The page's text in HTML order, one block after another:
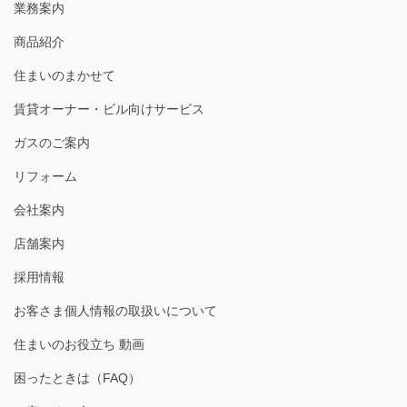
業務案内
商品紹介
住まいのまかせて
賃貸オーナー・ビル向けサービス
ガスのご案内
リフォーム
会社案内
店舗案内
採用情報
お客さま個人情報の取扱いについて
住まいのお役立ち 動画
困ったときは（FAQ）